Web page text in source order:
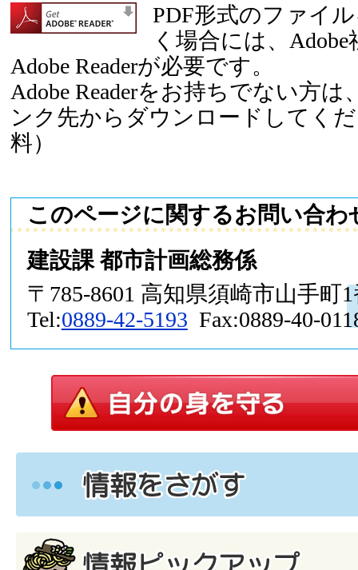
PDF形式のファイ
く場合には、
Adobe Readerが必要です。
Adobe Readerをお持ちでない方は
ンク先からダウンロードしてく
料）
このページに関するお問い合わ
建設課 都市計画総務係
〒785-8601 高知県須崎市山手町
Tel:0889-42-5193 Fax:0889-40-